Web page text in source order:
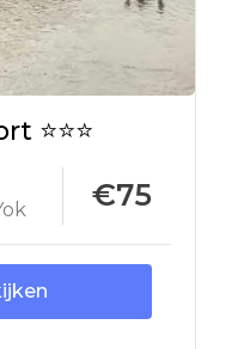
⭐⭐⭐
€75